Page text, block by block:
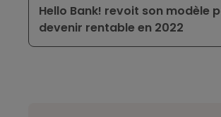
Hello Bank! revoit son modèle
devenir rentable en 2022